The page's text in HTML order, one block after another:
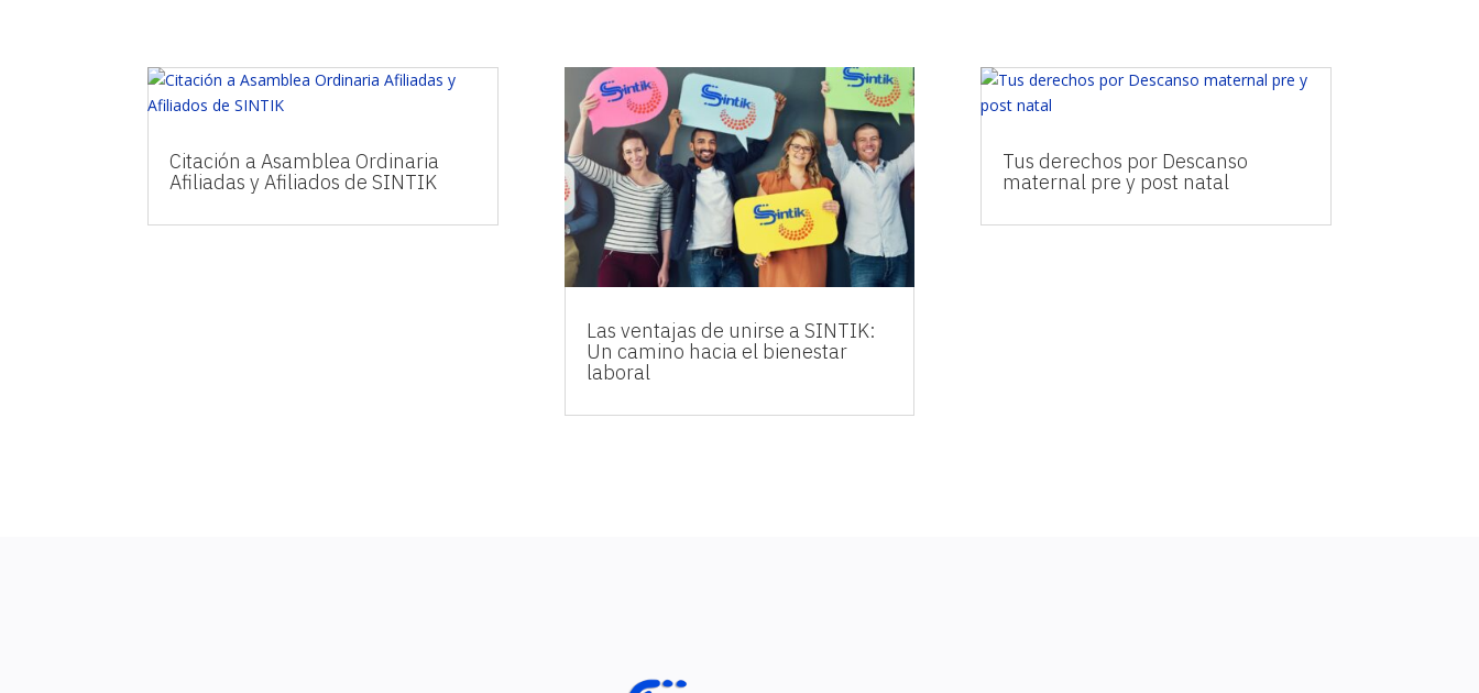
Citación a Asamblea Ordinaria
Afiliadas y Afiliados de SINTIK
Las ventajas de unirse a SINTIK:
Un camino hacia el bienestar
laboral
Tus derechos por Descanso
maternal pre y post natal